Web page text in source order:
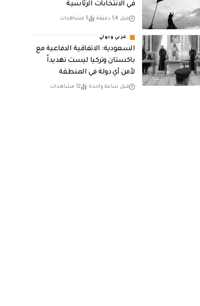
في الانتخابات الرئاسية
قبل 54 دقيقة 5 مشاهدات
عربي ودولي
السعودية: الاتفاقية الدفاعية مع
باكستان وتركيا ليست تهديداً
لأمن أي دولة في المنطقة
قبل ساعة واحدة 12 مشاهدات